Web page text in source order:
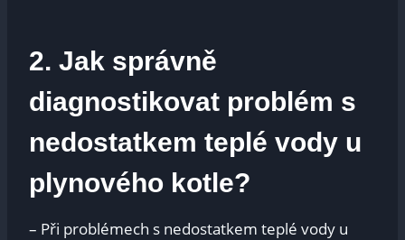
2. Jak správně
diagnostikovat problém s
nedostatkem teplé vody u
plynového kotle?
– Při problémech s nedostatkem teplé vody u